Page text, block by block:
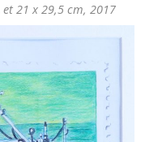
21 x 29,5 cm, 2017